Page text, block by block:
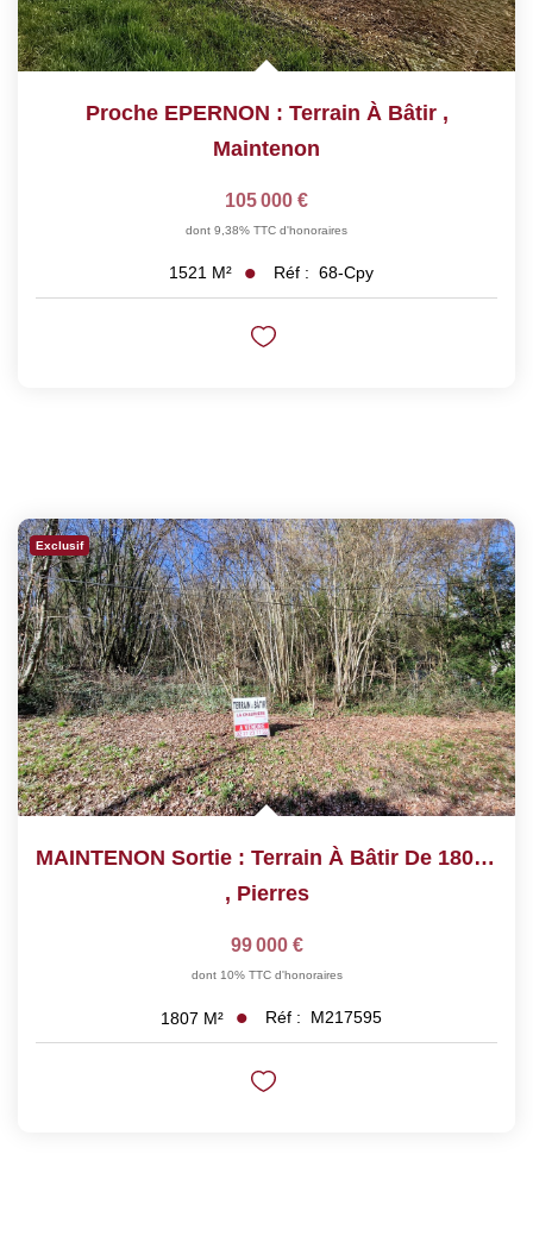
Proche EPERNON : Terrain À Bâtir ,
Maintenon
105 000 €
dont 9,38% TTC d'honoraires
1521 M² Réf : 68-Cpy
Exclusif
MAINTENON Sortie : Terrain À Bâtir De 1807 M²
, Pierres
99 000 €
dont 10% TTC d'honoraires
1807 M² Réf : M217595